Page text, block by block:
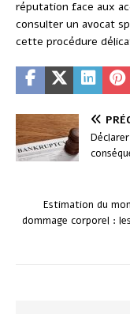
réputation face aux
consulter un avocat
cette procédure
Estimation du
dommage corporel :